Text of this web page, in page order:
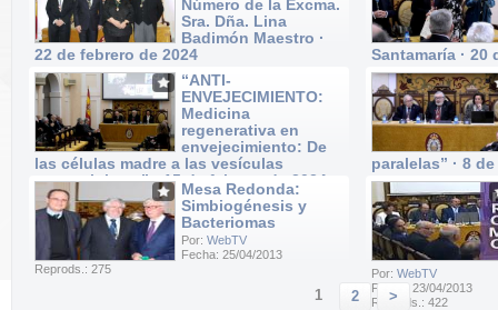
Número de la Excma.
Sra. Dña. Lina
Badimón Maestro ·
22 de febrero de 2024
Por:WebTV
Fecha: 22/02/2024
Reprods.: 40
Santamaría · 20
Por:WebTV
Fecha: 20/02/2024
Reprods.: 52
“ANTI-
ENVEJECIMIENTO:
Medicina
regenerativa en
envejecimiento: De
las células madre a las vesículas
extracelulares” · 15 de febrero de 2024
Por:WebTV
Fecha: 15/02/2024
Reprods.: 37
paralelas” · 8
Por:WebTV
Fecha: 08/02/2024
Reprods.: 20
Mesa Redonda:
Simbiogénesis y
Bacteriomas
Por: WebTV
Fecha: 25/04/2013
Reprods.: 275
Por: WebTV
Fecha: 23/04/2013
Reprods.: 422
1 2 >